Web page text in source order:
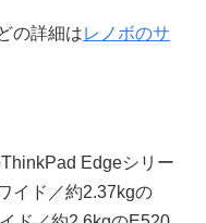
の詳細はレノボのサ
Edgeシリー
イド／約2.37kgの